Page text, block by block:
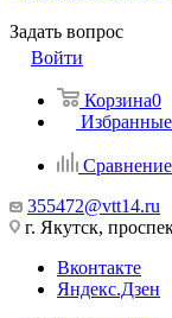
Задать вопрос
Войти
Корзина0
355472@vtt14.ru
г. Якутск,
Вконтакте
Яндекс.Дзен